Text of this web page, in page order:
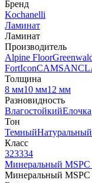
Бренд
Kochanelli
Ламинат
Ламинат
Производитель
Alpine Floor
FortIconCAMSAN
Толщина
8 мм10 мм12 мм
Разновидность
ВлагостойкийЕлочка
Тон
ТемныйНатуральный
Класс
323334
Минеральный MSPC
Минеральный MSPC